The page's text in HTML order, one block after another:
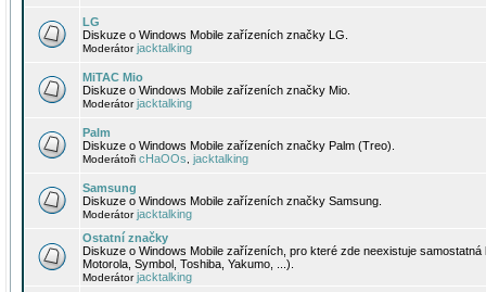
LG
Diskuze o Windows Mobile zařízeních značky LG.
Moderátorjacktalking
MiTAC Mio
Diskuze o Windows Mobile zařízeních značky Mio.
Moderátorjacktalking
Palm
Diskuze o Windows Mobile zařízeních značky Palm (Treo).
Moderátoři cHaOOs jacktalking
Samsung
Diskuze o Windows Mobile zařízeních značky Samsung.
Moderátorjacktalking
Ostatní značky
Diskuze o Windows Mobile zařízeních, pro které zde neexistuje
Motorola, Symbol, Toshiba, Yakumo, ...).
Moderátorjacktalking